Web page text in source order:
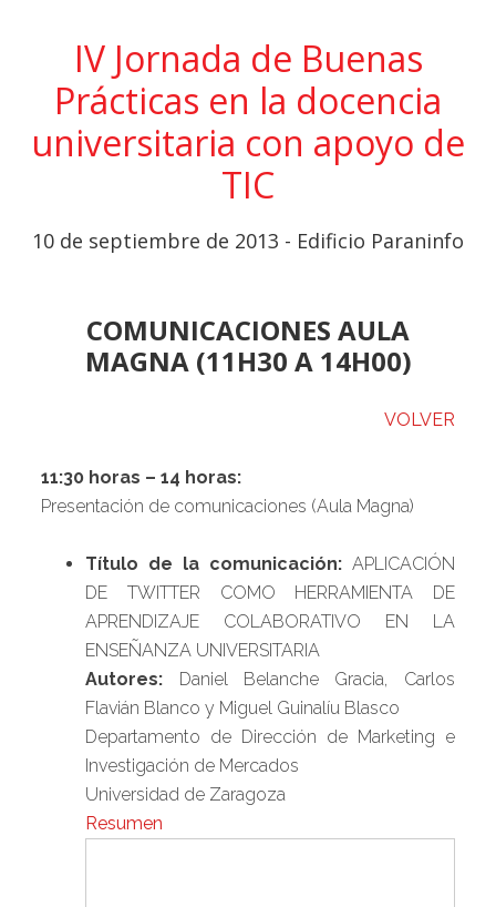
IV Jornada de Buenas
Prácticas en la docencia
universitaria con apoyo de
TIC
10 de septiembre de 2013 - Edificio Paraninfo
COMUNICACIONES AULA
MAGNA (11H30 A 14H00)
VOLVER
11:30 horas – 14 horas:
Presentación de comunicaciones (Aula Magna)
Título de la comunicación: APLICACIÓN
DE TWITTER COMO HERRAMIENTA DE
APRENDIZAJE COLABORATIVO EN LA
ENSEÑANZA UNIVERSITARIA
Autores: Daniel Belanche Gracia, Carlos
Flavián Blanco y Miguel Guinalíu Blasco
Departamento de Dirección de Marketing e
Investigación de Mercados
Universidad de Zaragoza
Resumen